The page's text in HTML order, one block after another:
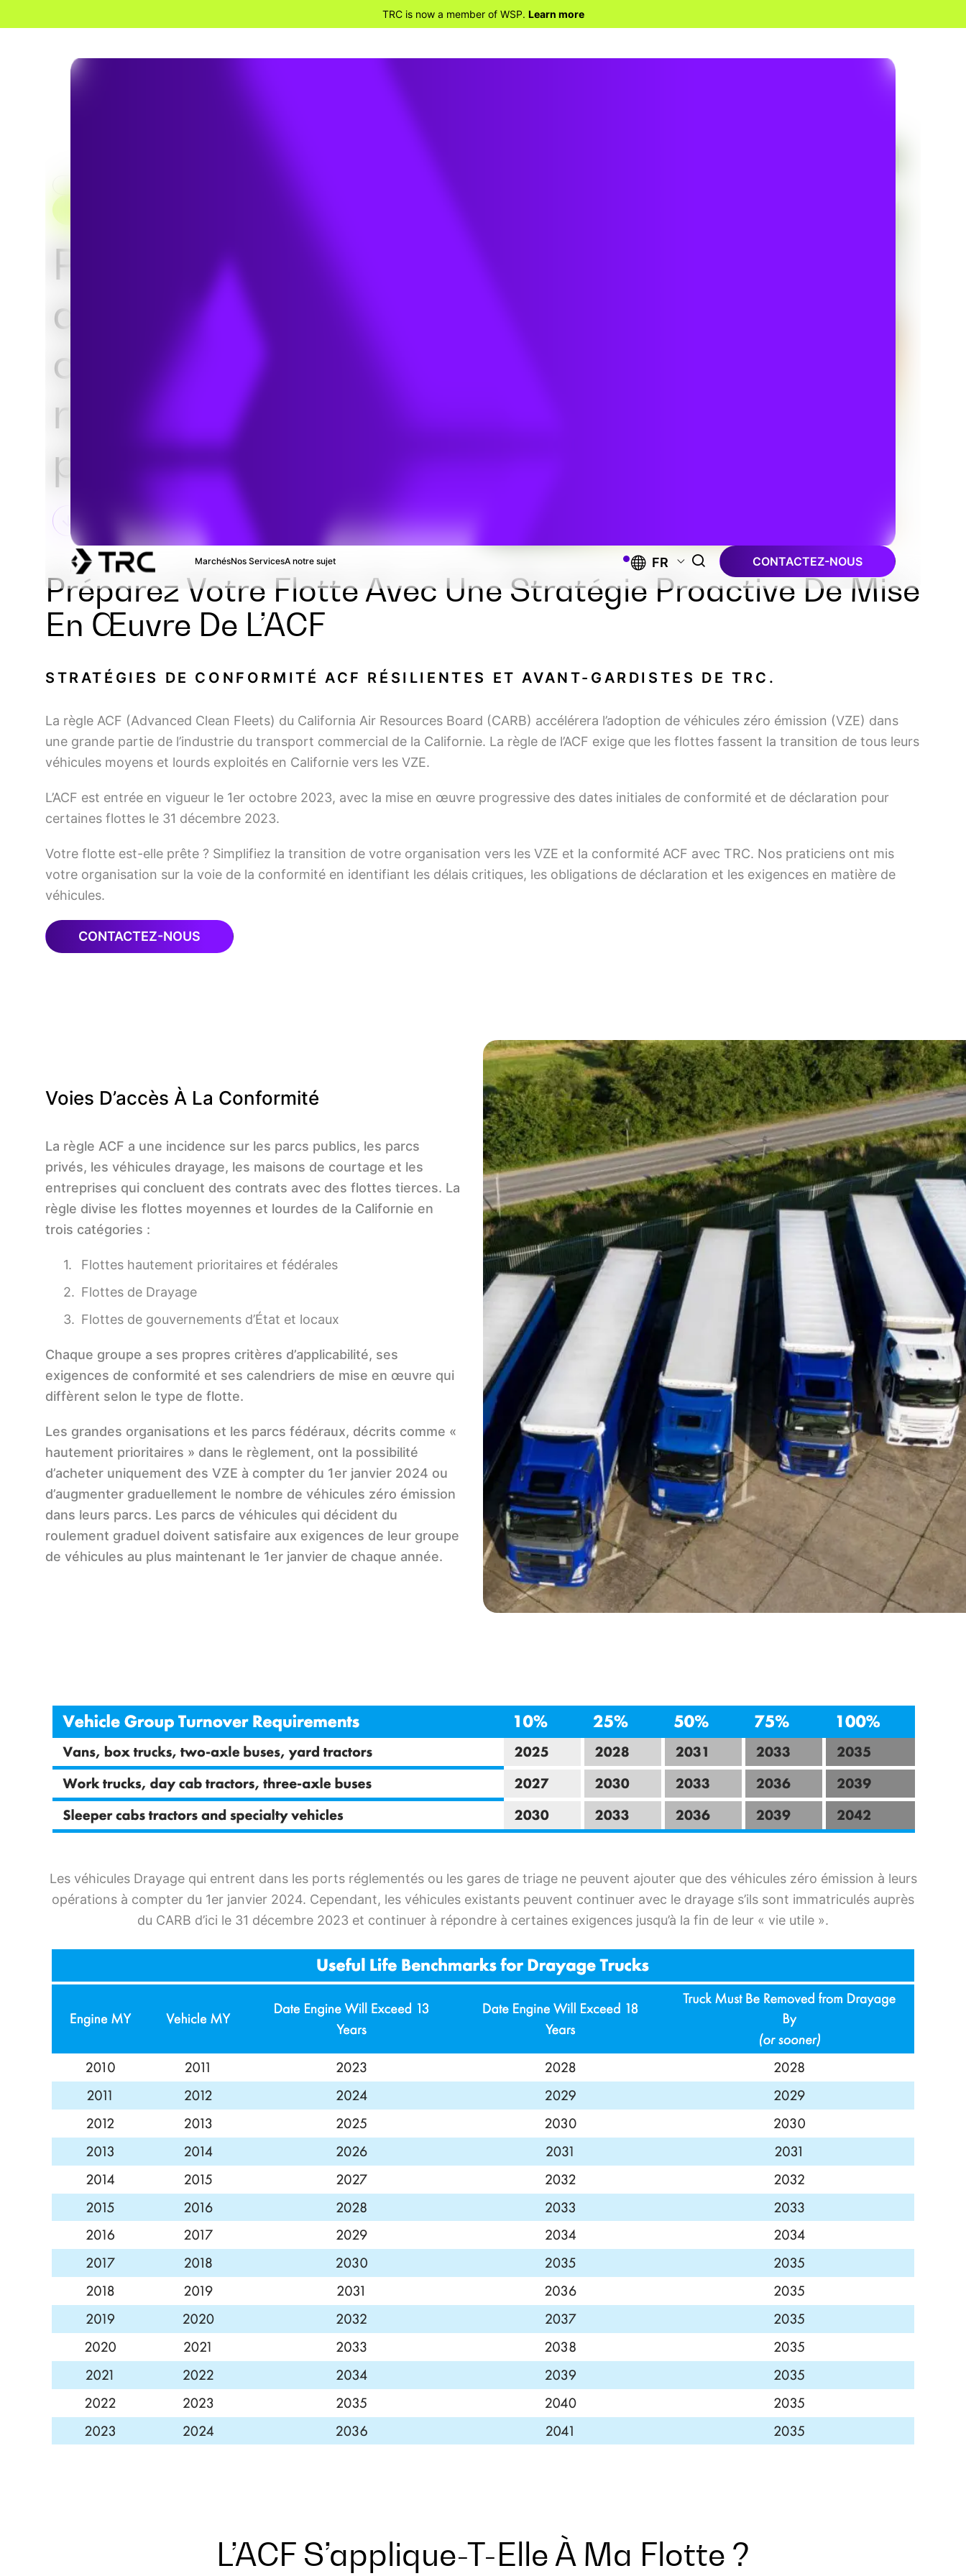
TRC is now a member of WSP. Learn more
MarchésNos ServicesA notre sujet FR CONTACTEZ-NOUS
Prise en charge
avancée de la
conformité aux
règles des flottes
propres (ACF)
Préparez Votre Flotte Avec Une Stratégie Proactive De Mise
En Œuvre De L’ACF
STRATÉGIES DE CONFORMITÉ ACF RÉSILIENTES ET AVANT-GARDISTES DE TRC.
La règle ACF (Advanced Clean Fleets) du California Air Resources Board (CARB) accélérera l’adoption de véhicules zéro émission (VZE) dans
une grande partie de l’industrie du transport commercial de la Californie. La règle de l’ACF exige que les flottes fassent la transition de tous leurs
véhicules moyens et lourds exploités en Californie vers les VZE.
L’ACF est entrée en vigueur le 1er octobre 2023, avec la mise en œuvre progressive des dates initiales de conformité et de déclaration pour
certaines flottes le 31 décembre 2023.
Votre flotte est-elle prête ? Simplifiez la transition de votre organisation vers les VZE et la conformité ACF avec TRC. Nos praticiens ont mis
votre organisation sur la voie de la conformité en identifiant les délais critiques, les obligations de déclaration et les exigences en matière de
véhicules.
CONTACTEZ-NOUS
Voies D’accès À La Conformité
La règle ACF a une incidence sur les parcs publics, les parcs
privés, les véhicules drayage, les maisons de courtage et les
entreprises qui concluent des contrats avec des flottes tierces. La
règle divise les flottes moyennes et lourdes de la Californie en
trois catégories :
Flottes hautement prioritaires et fédérales
Flottes de Drayage
Flottes de gouvernements d’État et locaux
Chaque groupe a ses propres critères d’applicabilité, ses
exigences de conformité et ses calendriers de mise en œuvre qui
diffèrent selon le type de flotte.
Les grandes organisations et les parcs fédéraux, décrits comme «
hautement prioritaires » dans le règlement, ont la possibilité
d’acheter uniquement des VZE à compter du 1er janvier 2024 ou
d’augmenter graduellement le nombre de véhicules zéro émission
dans leurs parcs. Les parcs de véhicules qui décident du
roulement graduel doivent satisfaire aux exigences de leur groupe
de véhicules au plus maintenant le 1er janvier de chaque année.
Les véhicules Drayage qui entrent dans les ports réglementés ou les gares de triage ne peuvent ajouter que des véhicules zéro émission à leurs
opérations à compter du 1er janvier 2024. Cependant, les véhicules existants peuvent continuer avec le drayage s’ils sont immatriculés auprès
du CARB d’ici le 31 décembre 2023 et continuer à répondre à certaines exigences jusqu’à la fin de leur « vie utile ».
L’ACF S’applique-T-Elle À Ma Flotte ?